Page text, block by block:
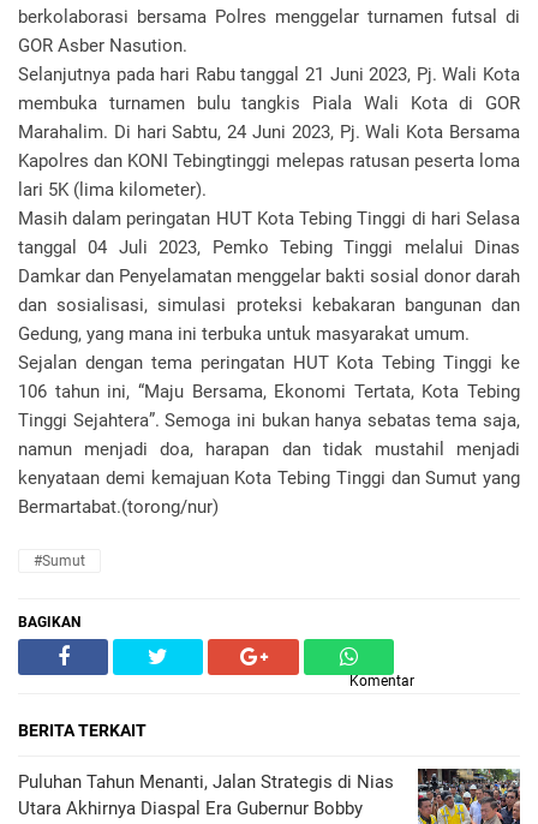
berkolaborasi bersama Polres menggelar turnamen futsal di
GOR Asber Nasution.
Selanjutnya pada hari Rabu tanggal 21 Juni 2023, Pj. Wali Kota
membuka turnamen bulu tangkis Piala Wali Kota di GOR
Marahalim. Di hari Sabtu, 24 Juni 2023, Pj. Wali Kota Bersama
Kapolres dan KONI Tebingtinggi melepas ratusan peserta loma
lari 5K (lima kilometer).
Masih dalam peringatan HUT Kota Tebing Tinggi di hari Selasa
tanggal 04 Juli 2023, Pemko Tebing Tinggi melalui Dinas
Damkar dan Penyelamatan menggelar bakti sosial donor darah
dan sosialisasi, simulasi proteksi kebakaran bangunan dan
Gedung, yang mana ini terbuka untuk masyarakat umum.
Sejalan dengan tema peringatan HUT Kota Tebing Tinggi ke
106 tahun ini, “Maju Bersama, Ekonomi Tertata, Kota Tebing
Tinggi Sejahtera”. Semoga ini bukan hanya sebatas tema saja,
namun menjadi doa, harapan dan tidak mustahil menjadi
kenyataan demi kemajuan Kota Tebing Tinggi dan Sumut yang
Bermartabat.(torong/nur)
#Sumut
BAGIKAN
Komentar
BERITA TERKAIT
Puluhan Tahun Menanti, Jalan Strategis di Nias
Utara Akhirnya Diaspal Era Gubernur Bobby